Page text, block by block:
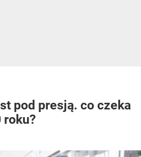
pod presją. co czeka
roku?